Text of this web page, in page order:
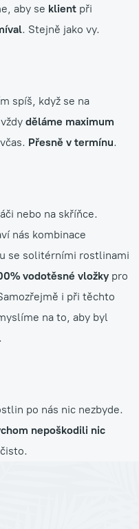
aby se klient při
. Stejně jako vy.
spíš, když se na
děláme maximum
Přesně v termínu.
nebo na skříňce.
nás kombinace
se solitérními rostlinami
vodotěsné vložky pro
i při těchto
na to, aby byl
po nás nic nezbyde.
nepoškodili nic